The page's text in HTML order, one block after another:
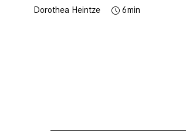
Dorothea Heintze 6